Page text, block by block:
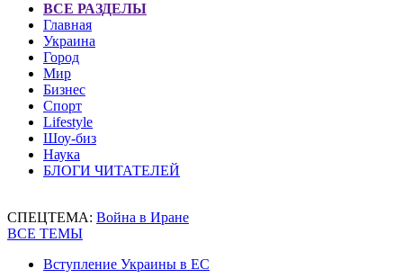
ВСЕ РАЗДЕЛЫ
Главная
Украина
Город
Мир
Бизнес
Спорт
Lifestyle
Шоу-биз
Наука
БЛОГИ ЧИТАТЕЛЕЙ
СПЕЦТЕМА: Война в Иране
ВСЕ ТЕМЫ
Вступление Украины в ЕС